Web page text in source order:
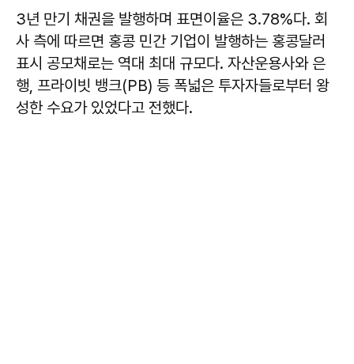
3년 만기 채권을 발행하며 표면이율은 3.78%다. 회
사 측에 따르면 홍콩 민간 기업이 발행하는 홍콩달러
표시 공모채로는 역대 최대 규모다. 자산운용사와 은
행, 프라이빗 뱅크(PB) 등 폭넓은 투자자들로부터 왕
성한 수요가 있었다고 전했다.